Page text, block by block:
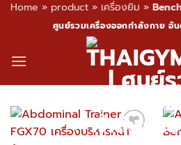
Home » product » เครื่องยิม »
content
ศูนย์รวมเครื่องออกกำลังกาย อั